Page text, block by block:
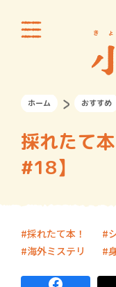
ホーム おすすめ
採れたて
#18】
採れたて本！
海外ミステリ